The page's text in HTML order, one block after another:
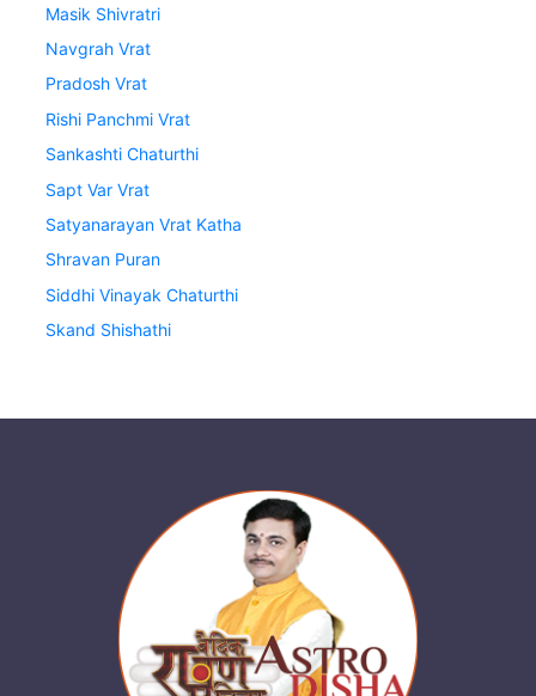
Masik Shivratri
Navgrah Vrat
Pradosh Vrat
Rishi Panchmi Vrat
Sankashti Chaturthi
Sapt Var Vrat
Satyanarayan Vrat Katha
Shravan Puran
Siddhi Vinayak Chaturthi
Skand Shishathi